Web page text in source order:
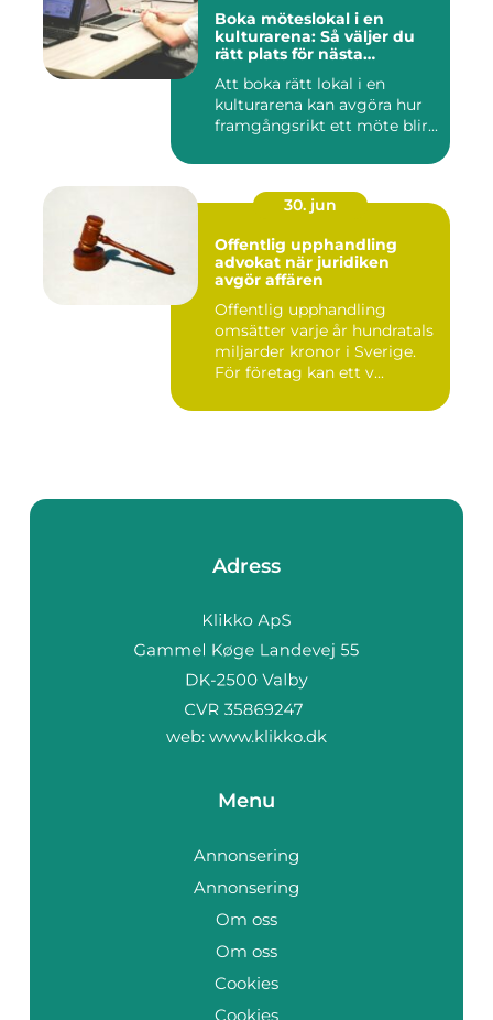
Boka möteslokal i en
kulturarena: Så väljer du
rätt plats för nästa
Att boka rätt lokal i en
kulturarena kan avgöra hur
framgångsrikt ett möte blir...
30. jun
Offentlig upphandling
advokat när juridiken
avgör affären
Offentlig upphandling
omsätter varje år hundratals
miljarder kronor i Sverige.
För företag kan ett v...
Adress
web: www.klikko.dk
Menu
Annonsering
Annonsering
Om oss
Om oss
Cookies
Cookies